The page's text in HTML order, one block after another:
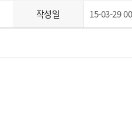
작성일 15-03-29